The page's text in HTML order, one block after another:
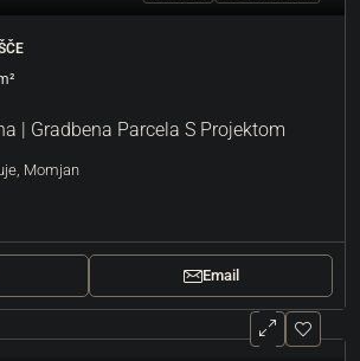
| Gradbena Parcela S Projektom
Momjan
Email